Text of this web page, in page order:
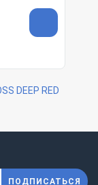
DEEP RED
ПОДПИСАТЬСЯ